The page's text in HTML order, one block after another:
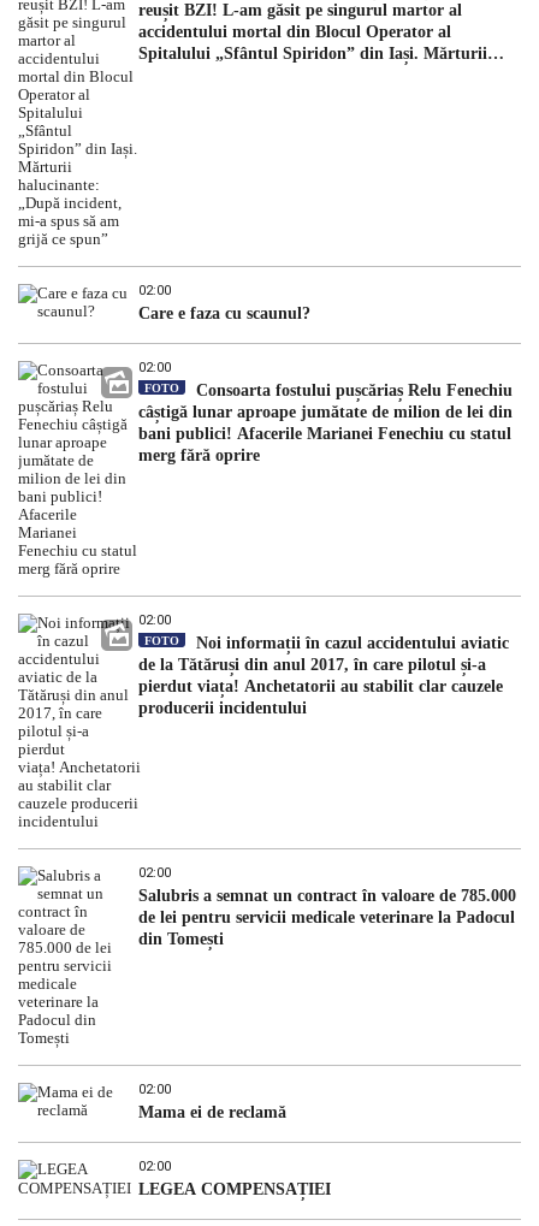
reușit BZI! L-am găsit pe singurul martor al
accidentului mortal din Blocul Operator al
Spitalului „Sfântul Spiridon” din Iași. Mărturii
02:00
Care e faza cu scaunul?
02:00
FOTO
Consoarta fostului pușcăriaș Relu Fenechiu
câștigă lunar aproape jumătate de milion de lei din
bani publici! Afacerile Marianei Fenechiu cu statul
merg fără oprire
02:00
FOTO
Noi informații în cazul accidentului aviatic
de la Tătăruși din anul 2017, în care pilotul și-a
pierdut viața! Anchetatorii au stabilit clar cauzele
producerii incidentului
02:00
Salubris a semnat un contract în valoare de 785.000
de lei pentru servicii medicale veterinare la Padocul
din Tomești
02:00
Mama ei de reclamă
02:00
LEGEA COMPENSAȚIEI